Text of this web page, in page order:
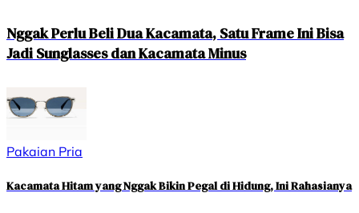
Nggak Perlu Beli Dua Kacamata, Satu Frame Ini Bisa
Jadi Sunglasses dan Kacamata Minus
Pakaian Pria
Kacamata Hitam yang Nggak Bikin Pegal di Hidung, Ini Rahasianya